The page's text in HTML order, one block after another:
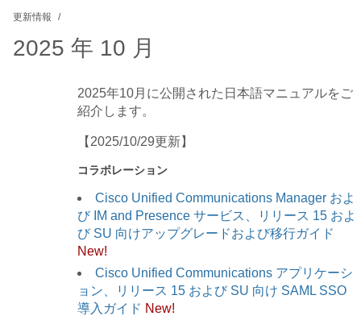
更新情報
2025 年 10 月
2025年10月に公開された日本語マニュアルをご
紹介します。
【2025/10/29更新】
コラボレーション
Cisco Unified Communications Manager およ
び IM and Presence サービス、リリース 15 およ
び SU 向けアップグレードおよび移行ガイド
New!
Cisco Unified Communications アプリケーシ
ョン、リリース 15 および SU 向け SAML SSO
導入ガイド New!